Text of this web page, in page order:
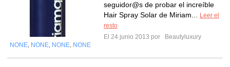
seguidor@s de probar el increíble
Hair Spray Solar de Miriam...
Leer el
resto
El 24 junio 2013 por
Beautyluxury
NONE NONE NONE NONE